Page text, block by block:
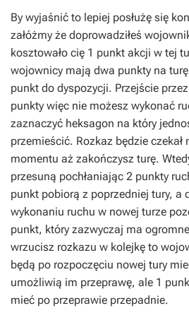
By wyjaśnić to lepiej posłużę się
załóżmy że doprowadziłeś
kosztowało cię 1 punkt akcji w tej
wojownicy mają dwa punkty na
punkt do dyspozycji. Przejście
punkty więc nie możesz wykonać
zaznaczyć heksagon na który
przemieścić. Rozkaz będzie czekał
momentu aż zakończysz turę.
przesuną pochłaniając 2 punkty
punkt pobiorą z poprzedniej tury, a
wykonaniu ruchu w nowej turze
punkt, który zazwyczaj ma
wrzucisz rozkazu w kolejkę to
będą po rozpoczęciu nowej tury
umożliwią im przeprawę, ale 1
mieć po przeprawie przepadnie.